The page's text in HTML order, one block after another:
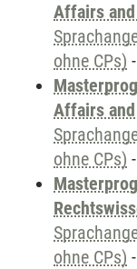
Affairs
ohne CPs) -
Affairs
ohne CPs) -
ohne CPs) -